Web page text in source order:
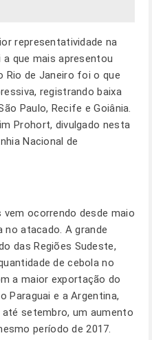
representatividade na
que mais apresentou
Rio de Janeiro foi o que
registrando baixa
Paulo, Recife e Goiânia.
Prohort, divulgado nesta
Nacional de
ocorrendo desde maio
atacado. A grande
das Regiões Sudeste,
de cebola no
a maior exportação do
Paraguai e a Argentina,
setembro, um aumento
período de 2017.